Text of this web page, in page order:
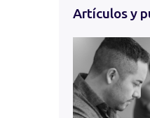
Artículos y